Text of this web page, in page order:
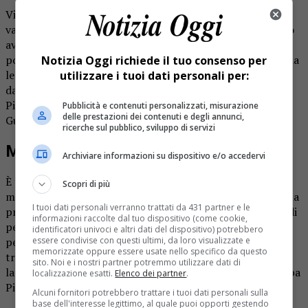
Viste le attuali condizioni di innevamento e di pericolo
valanghe sulle montagne piemontesi, i turni prenderanno
avvio nelle basi di Cuneo-Levaldigi e di Borgosesia e
potranno estendersi anche alla base di Torino, non appena
le condizioni lo renderanno necessario, e saranno coperti
dal personale del Soccorso Alpino e Speleologico
Piemontese con il supporto del Soccorso Alpino della
Guardia di Finanza.
Massima prudenza in montagna
È tuttavia importante trasmettere ai frequentatori della
montagna un ulteriore messaggio di prevenzione perché la
presenza delle unità cinofile da valanga nelle basi non è, di
per sé, garanzia di sicurezza. Poiché la valanga è un
pericolo concreto, prima di tutto, bisogna evitare di
trovarsi in situazioni di rischio pianificando attentamente
la gita e consultando il bollettino valanghe emesso da Arpa
Piemonte.
Notizia Oggi richiede il tuo consenso per
utilizzare i tuoi dati personali per:
Pubblicità e contenuti personalizzati, misurazione
delle prestazioni dei contenuti e degli annunci,
ricerche sul pubblico, sviluppo di servizi
Archiviare informazioni su dispositivo e/o accedervi
Scopri di più
I tuoi dati personali verranno trattati da 431 partner e le
informazioni raccolte dal tuo dispositivo (come cookie,
identificatori univoci e altri dati del dispositivo) potrebbero
essere condivise con questi ultimi, da loro visualizzate e
memorizzate oppure essere usate nello specifico da questo
sito. Noi e i nostri partner potremmo utilizzare dati di
localizzazione esatti. Elenco dei partner.
Alcuni fornitori potrebbero trattare i tuoi dati personali sulla
base dell'interesse legittimo, al quale puoi opporti gestendo